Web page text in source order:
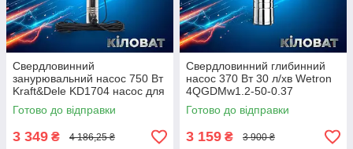
Свердловинний
занурювальний насос 750 Вт
Kraft&Dele KD1704 насос для
перекачування чистої води
водяна помпа побутовий
насос
Готово до відправки
3 349 ₴ 4 186,25 ₴
Свердловинний глибинний
насос 370 Вт 30 л/хв Wetron
4QGDMw1.2-50-0.37
шнековий насос для
перекачування води з
колодязя
Готово до відправки
3 159 ₴ 3 900 ₴